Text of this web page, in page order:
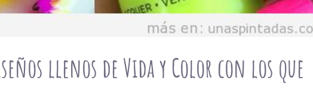
llenos de Vida y Color con los que